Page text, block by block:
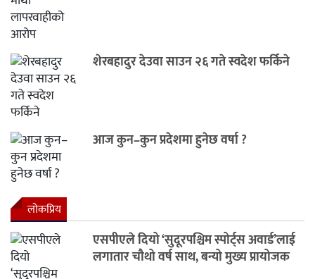
शेरबहादुर देउवा साउन २६ गते स्वदेश फर्किने
आज कुन–कुन प्रदेशमा हुनेछ वर्षा ?
लाेकप्रिय
एसपीएले दियो ‘सुदूरपश्चिम स्पोर्ट्स अवार्ड’लाई
लगातार चौथो वर्ष साथ, बन्यो मुख्य प्रायोजक